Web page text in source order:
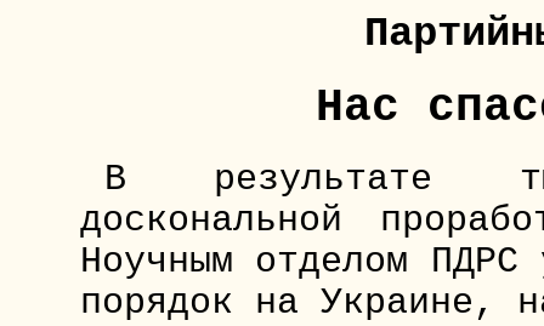
Нас
В результате
доскональной
Ноучным отделом
порядок на Украине,